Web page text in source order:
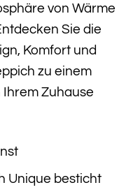
von Wärme
Sie die
Komfort und
zu einem
Zuhause
Unique besticht